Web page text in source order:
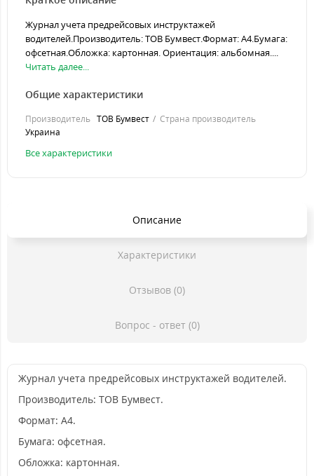
Журнал учета предрейсовых инструктажей
водителей.Производитель: ТОВ Бумвест.Формат: А4.Бумага:
офсетная.Обложка: картонная. Ориентация: альбомная....
Читать далее...
Общие характеристики
Производитель ТОВ Бумвест
Страна производитель
Украина
Все характеристики
Описание
Характеристики
Отзывов (0)
Вопрос - ответ (0)
Журнал учета предрейсовых инструктажей водителей.
Производитель: ТОВ Бумвест.
Формат: А4.
Бумага: офсетная.
Обложка: картонная.